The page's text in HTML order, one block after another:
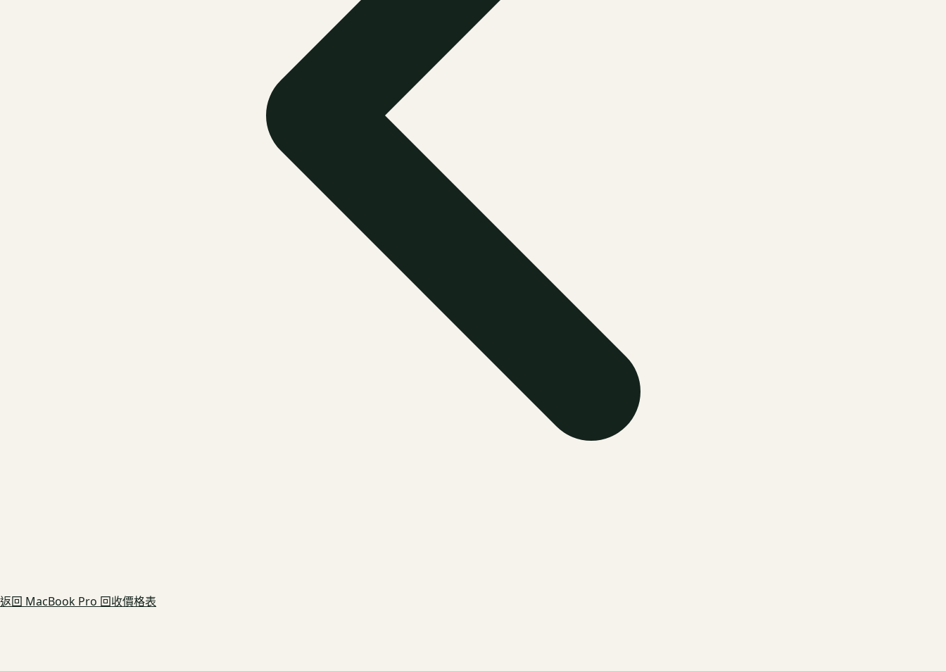
返回 MacBook Pro 回收價格表